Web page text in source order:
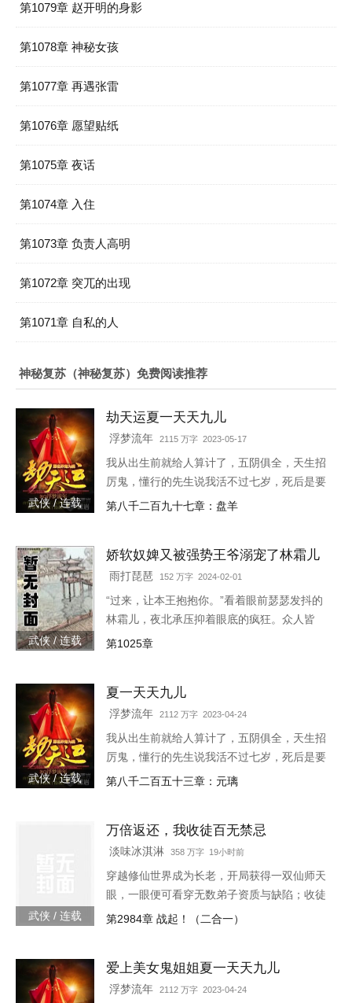
第1079章 赵开明的身影
第1078章 神秘女孩
第1077章 再遇张雷
第1076章 愿望贴纸
第1075章 夜话
第1074章 入住
第1073章 负责人高明
第1072章 突兀的出现
第1071章 自私的人
神秘复苏（神秘复苏）免费阅读推荐
武侠 / 连载
劫天运夏一天天九儿
浮梦流年 2115 万字 2023-05-17
我从出生前就给人算计了，五阴俱全，天生招
厉鬼，懂行的先生说我活不过七岁，死后是要
给人养成血衣小鬼害人的。外婆为了救我，给
第八千二百九十七章：盘羊
武侠 / 连载
娇软奴婢又被强势王爷溺宠了林霜儿
夜北承
雨打琵琶 152 万字 2024-02-01
“过来，让本王抱抱你。”看着眼前瑟瑟发抖的
林霜儿，夜北承压抑着眼底的疯狂。众人皆
知，大宋的战神王爷清冷寡欲，不近女色，偏
不该沉迷于主子的宠爱。可这位主子，替她撑
腰，在她面前屈尊降贵，还给了她独一无二的
偏宠。林霜儿泥足深陷，心里眼里都只容得下
他。可是后来，主子带回一个姑娘，那姑娘
第1025章
武侠 / 连载
夏一天天九儿
浮梦流年 2112 万字 2023-04-24
我从出生前就给人算计了，五阴俱全，天生招
厉鬼，懂行的先生说我活不过七岁，死后是要
给人养成血衣小鬼害人的。外婆为了救我，给
第八千二百五十三章：元璃
武侠 / 连载
万倍返还，我收徒百无禁忌
淡味冰淇淋 358 万字 19小时前
穿越修仙世界成为长老，开局获得一双仙师天
眼，一眼便可看穿无数弟子资质与缺陷；收徒
圣阶资质弟子，获得万倍返还体质，徒弟修炼
百倍返还，你突破到了筑基期巅峰！” “你培养
徒弟修为从筑基期突破，获得千倍返还，你突
第2984章 战起！（二合一）
爱上美女鬼姐姐夏一天天九儿
浮梦流年 2112 万字 2023-04-24